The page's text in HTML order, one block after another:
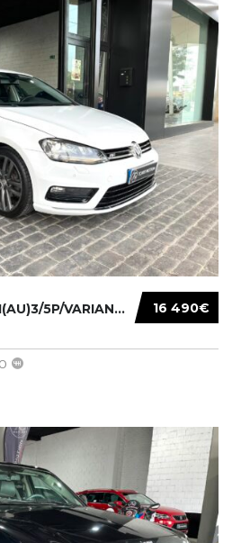
16 490€
VOLKSWAGEN GOLF VII(AU)3/5P/VARIANT(12-16 20...